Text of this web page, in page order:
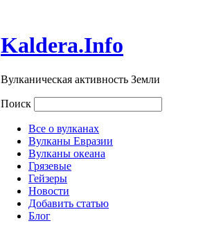
Kaldera.Info
Вулканическая активность Земли
Поиск
Все о вулканах
Вулканы Евразии
Вулканы океана
Грязевые
Гейзеры
Новости
Добавить статью
Блог